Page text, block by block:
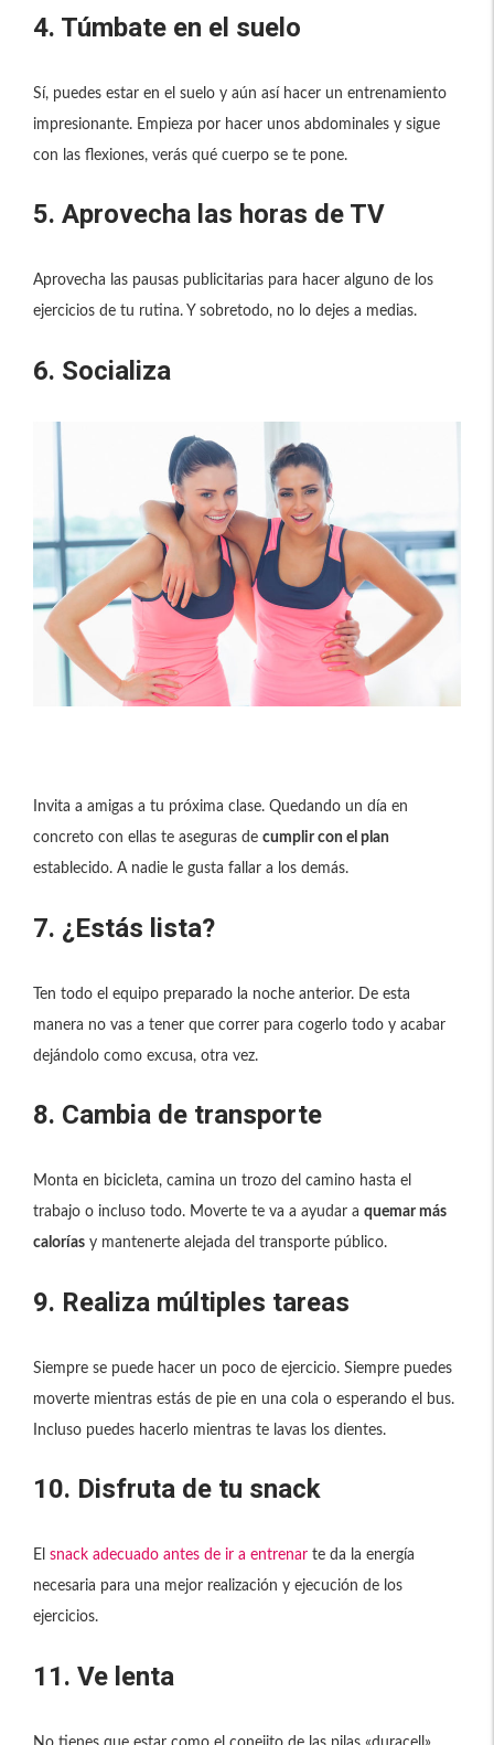
4. Túmbate en el suelo
Sí, puedes estar en el suelo y aún así hacer un entrenamiento
impresionante. Empieza por hacer unos abdominales y sigue
con las flexiones, verás qué cuerpo se te pone.
5. Aprovecha las horas de TV
Aprovecha las pausas publicitarias para hacer alguno de los
ejercicios de tu rutina. Y sobretodo, no lo dejes a medias.
6. Socializa
Invita a amigas a tu próxima clase. Quedando un día en
concreto con ellas te aseguras de cumplir con el plan
establecido. A nadie le gusta fallar a los demás.
7. ¿Estás lista?
Ten todo el equipo preparado la noche anterior. De esta
manera no vas a tener que correr para cogerlo todo y acabar
dejándolo como excusa, otra vez.
8. Cambia de transporte
Monta en bicicleta, camina un trozo del camino hasta el
trabajo o incluso todo. Moverte te va a ayudar a quemar más
calorías y mantenerte alejada del transporte público.
9. Realiza múltiples tareas
Siempre se puede hacer un poco de ejercicio. Siempre puedes
moverte mientras estás de pie en una cola o esperando el bus.
Incluso puedes hacerlo mientras te lavas los dientes.
10. Disfruta de tu snack
El snack adecuado antes de ir a entrenar te da la energía
necesaria para una mejor realización y ejecución de los
ejercicios.
11. Ve lenta